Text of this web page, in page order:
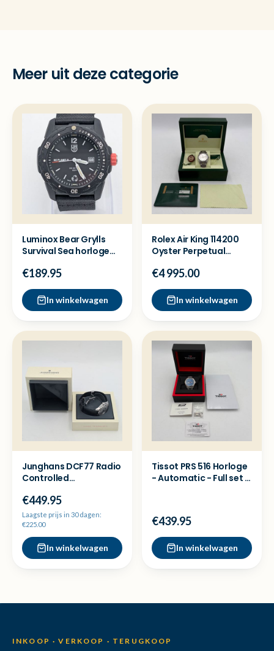
Meer uit deze categorie
Luminox Bear Grylls
Survival Sea horloge
€189.95
In winkelwagen
Rolex Air King 114200
Oyster Perpetual
€4 995.00
In winkelwagen
Junghans DCF77 Radio
Controlled
*zeldzaam!*
€449.95
Laagste prijs in 30 dagen:
€225.00
In winkelwagen
Tissot PRS 516 Horloge
- Automatic - Full set -
€439.95
In winkelwagen
INKOOP · VERKOOP · TERUGKOOP